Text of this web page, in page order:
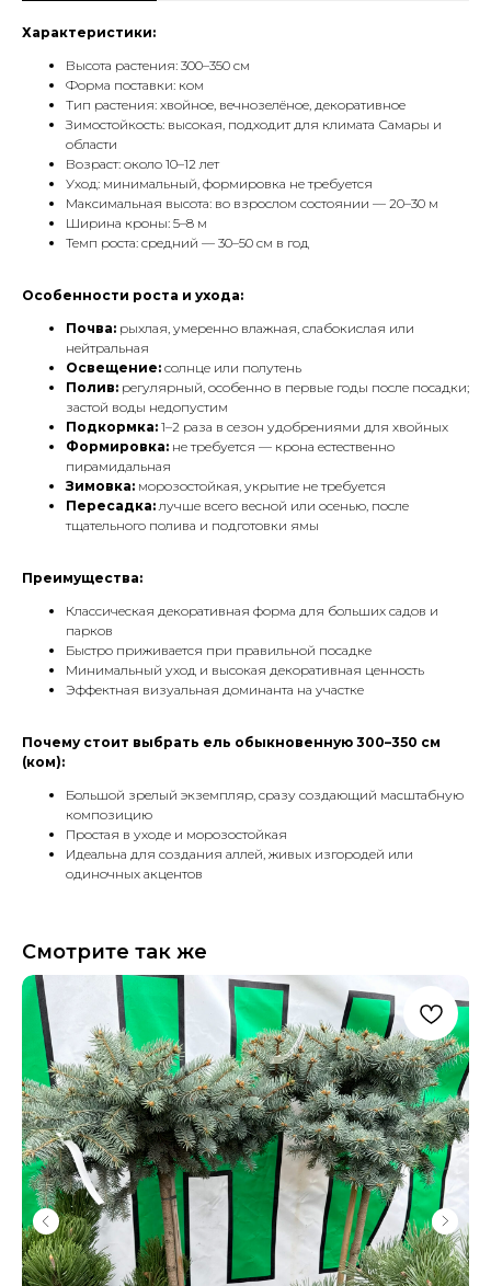
Характеристики:
Высота растения: 300–350 см
Форма поставки: ком
Тип растения: хвойное, вечнозелёное, декоративное
Зимостойкость: высокая, подходит для климата Самары и
области
Возраст: около 10–12 лет
Уход: минимальный, формировка не требуется
Максимальная высота: во взрослом состоянии — 20–30 м
Ширина кроны: 5–8 м
Темп роста: средний — 30–50 см в год
Особенности роста и ухода:
Почва: рыхлая, умеренно влажная, слабокислая или
нейтральная
Освещение: солнце или полутень
Полив: регулярный, особенно в первые годы после посадки;
застой воды недопустим
Подкормка: 1–2 раза в сезон удобрениями для хвойных
Формировка: не требуется — крона естественно
пирамидальная
Зимовка: морозостойкая, укрытие не требуется
Пересадка:лучше всего весной или осенью, после
тщательного полива и подготовки ямы
Преимущества:
Классическая декоративная форма для больших садов и
парков
Быстро приживается при правильной посадке
Минимальный уход и высокая декоративная ценность
Эффектная визуальная доминанта на участке
Почему стоит выбрать ель обыкновенную 300–350 см
(ком):
Большой зрелый экземпляр, сразу создающий масштабную
композицию
Простая в уходе и морозостойкая
Идеальна для создания аллей, живых изгородей или
одиночных акцентов
Смотрите так же